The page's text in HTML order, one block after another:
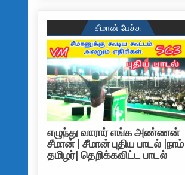
சீமான் பேச்சு
எழுந்து வாரார் எங்க அண்ணன்
சீமான் | சீமான் புதிய பாடல் |நாம்
தமிழர்| தெறிக்கவிட்ட பாடல்